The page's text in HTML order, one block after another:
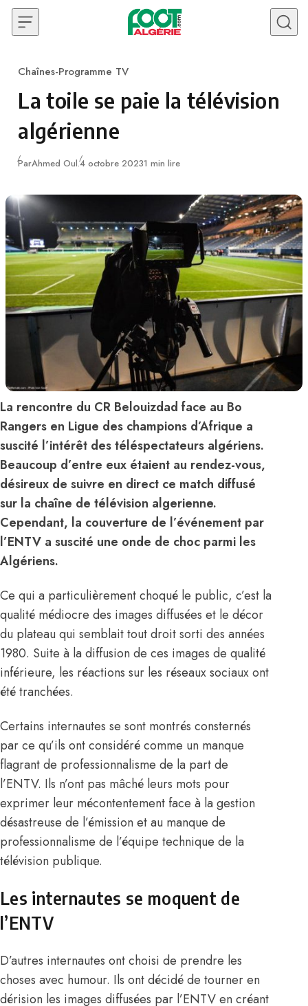
Skip to content
Category
Chaînes-Programme TV
La toile se paie la télévision
algérienne
ParAhmed Oul.Publié
4 octobre 20231 min lire
La rencontre du CR Belouizdad face au Bo
Rangers en Ligue des champions d’Afrique a
suscité l’intérêt des téléspectateurs algériens.
Beaucoup d’entre eux étaient au rendez-vous,
désireux de suivre en direct ce match diffusé
sur la chaîne de télévision algerienne.
Cependant, la couverture de l’événement par
l’ENTV a suscité une onde de choc parmi les
Algériens.
Ce qui a particulièrement choqué le public, c’est la
qualité médiocre des images diffusées et le décor
du plateau qui semblait tout droit sorti des années
1980. Suite à la diffusion de ces images de qualité
inférieure, les réactions sur les réseaux sociaux ont
été tranchées.
Certains internautes se sont montrés consternés
par ce qu’ils ont considéré comme un manque
flagrant de professionnalisme de la part de
l’ENTV. Ils n’ont pas mâché leurs mots pour
exprimer leur mécontentement face à la gestion
désastreuse de l’émission et au manque de
professionnalisme de l’équipe technique de la
télévision publique.
Les internautes se moquent de
l’ENTV
D’autres internautes ont choisi de prendre les
choses avec humour. Ils ont décidé de tourner en
dérision les images diffusées par l’ENTV en créant